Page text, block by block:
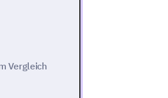
Vergleich